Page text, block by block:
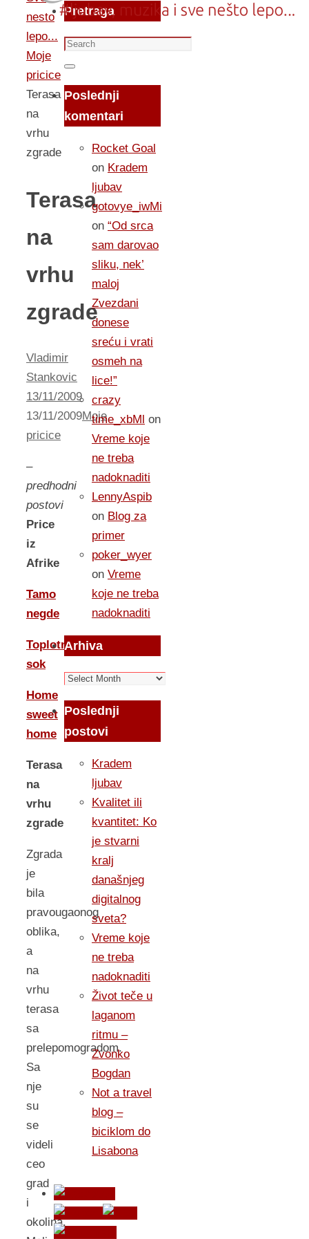
nesto
lepo...
Moje
pricice
Terasa
na
vrhu
zgrade
Terasa
na
vrhu
zgrade
Vladimir
Stankovic
13/11/2009
13/11/2009Moje
pricice
–
predhodni
postovi
Price
iz
Afrike
Tamo
negde
Toplotni
sok
Home
sweet
home
Terasa
na
vrhu
zgrade
Zgrada
je
bila
pravougaonog
oblika,
a
na
vrhu
terasa
sa
prelepomogradom.
Sa
nje
su
se
videli
ceo
grad
i
okolina.
Pretraga
Search
for:
Search
Poslednji
komentari
Rocket Goal
on Kradem
ljubav
gotovye_iwMi
on “Od srca
sam darovao
sliku, nek’
maloj
Zvezdani
donese
sreću i vrati
osmeh na
lice!”
crazy
time_xbMl on
Vreme koje
ne treba
nadoknaditi
LennyAspib
on Blog za
primer
poker_wyer
on Vreme
koje ne treba
nadoknaditi
Arhiva
Arhiva
Poslednji
postovi
Kradem
ljubav
Kvalitet ili
kvantitet: Ko
je stvarni
kralj
današnjeg
digitalnog
sveta?
Vreme koje
ne treba
nadoknaditi
Život teče u
laganom
ritmu –
Zvonko
Bogdan
Not a travel
blog –
biciklom do
Lisabona